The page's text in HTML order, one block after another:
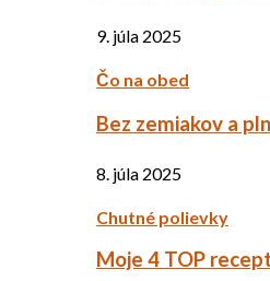
9. júla 2025
Čo na obed
Bez zemiakov a
8. júla 2025
Chutné polievky
Moje 4 TOP